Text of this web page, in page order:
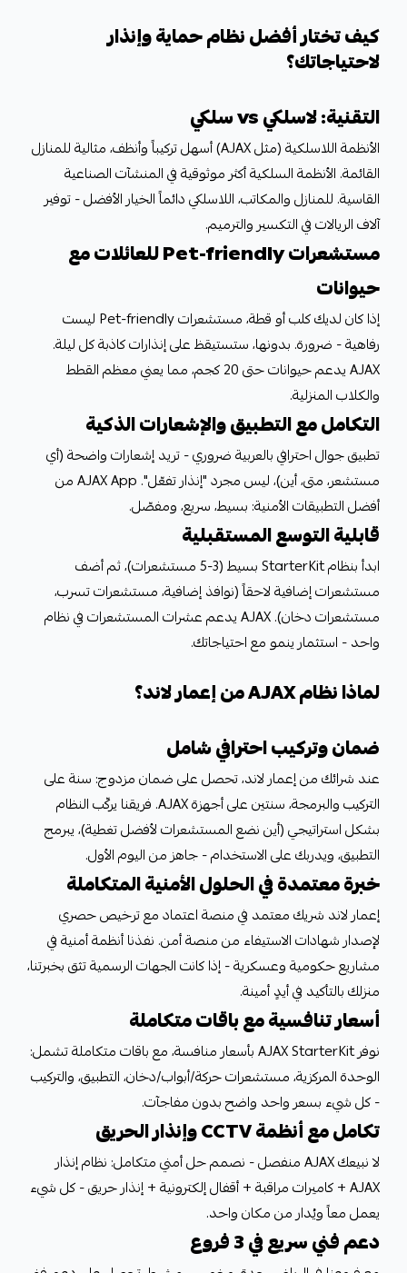
كيف تختار أفضل نظام حماية وإنذار
لاحتياجاتك؟
التقنية: لاسلكي vs سلكي
الأنظمة اللاسلكية (مثل AJAX) أسهل تركيباً وأنظف، مثالية للمنازل
القائمة. الأنظمة السلكية أكثر موثوقية في المنشآت الصناعية
القاسية. للمنازل والمكاتب، اللاسلكي دائماً الخيار الأفضل - توفير
آلاف الريالات في التكسير والترميم.
مستشعرات Pet-friendly للعائلات مع
حيوانات
إذا كان لديك كلب أو قطة، مستشعرات Pet-friendly ليست
رفاهية - ضرورة. بدونها، ستستيقظ على إنذارات كاذبة كل ليلة.
AJAX يدعم حيوانات حتى 20 كجم، مما يعني معظم القطط
والكلاب المنزلية.
التكامل مع التطبيق والإشعارات الذكية
تطبيق جوال احترافي بالعربية ضروري - تريد إشعارات واضحة (أي
مستشعر، متى، أين)، ليس مجرد "إنذار تفعّل". AJAX App من
أفضل التطبيقات الأمنية: بسيط، سريع، ومفصّل.
قابلية التوسع المستقبلية
ابدأ بنظام StarterKit بسيط (3-5 مستشعرات)، ثم أضف
مستشعرات إضافية لاحقاً (نوافذ إضافية، مستشعرات تسرب،
مستشعرات دخان). AJAX يدعم عشرات المستشعرات في نظام
واحد - استثمار ينمو مع احتياجاتك.
لماذا نظام AJAX من إعمار لاند؟
ضمان وتركيب احترافي شامل
عند شرائك من إعمار لاند، تحصل على ضمان مزدوج: سنة على
التركيب والبرمجة، سنتين على أجهزة AJAX. فريقنا يركّب النظام
بشكل استراتيجي (أين نضع المستشعرات لأفضل تغطية)، يبرمج
التطبيق، ويدربك على الاستخدام - جاهز من اليوم الأول.
خبرة معتمدة في الحلول الأمنية المتكاملة
إعمار لاند شريك معتمد في منصة اعتماد مع ترخيص حصري
لإصدار شهادات الاستيفاء من منصة أمن. نفذنا أنظمة أمنية في
مشاريع حكومية وعسكرية - إذا كانت الجهات الرسمية تثق بخبرتنا،
منزلك بالتأكيد في أيدٍ أمينة.
أسعار تنافسية مع باقات متكاملة
نوفر AJAX StarterKit بأسعار منافسة، مع باقات متكاملة تشمل:
الوحدة المركزية، مستشعرات حركة/أبواب/دخان، التطبيق، والتركيب
- كل شيء بسعر واحد واضح بدون مفاجآت.
تكامل مع أنظمة CCTV وإنذار الحريق
لا نبيعك AJAX منفصل - نصمم حل أمني متكامل: نظام إنذار
AJAX + كاميرات مراقبة + أقفال إلكترونية + إنذار حريق - كل شيء
يعمل معاً ويُدار من مكان واحد.
دعم فني سريع في 3 فروع